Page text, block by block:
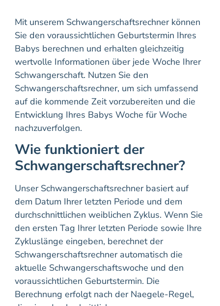
Mit unserem Schwangerschaftsrechner können
Sie den voraussichtlichen Geburtstermin Ihres
Babys berechnen und erhalten gleichzeitig
wertvolle Informationen über jede Woche Ihrer
Schwangerschaft. Nutzen Sie den
Schwangerschaftsrechner, um sich umfassend
auf die kommende Zeit vorzubereiten und die
Entwicklung Ihres Babys Woche für Woche
nachzuverfolgen.
Wie funktioniert der
Schwangerschaftsrechner?
Unser Schwangerschaftsrechner basiert auf
dem Datum Ihrer letzten Periode und dem
durchschnittlichen weiblichen Zyklus. Wenn Sie
den ersten Tag Ihrer letzten Periode sowie Ihre
Zykluslänge eingeben, berechnet der
Schwangerschaftsrechner automatisch die
aktuelle Schwangerschaftswoche und den
voraussichtlichen Geburtstermin. Die
Berechnung erfolgt nach der Naegele-Regel,